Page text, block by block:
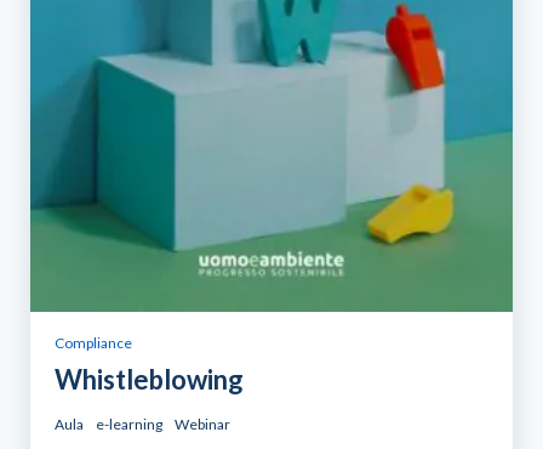
Compliance
Whistleblowing
Aula e-learning Webinar